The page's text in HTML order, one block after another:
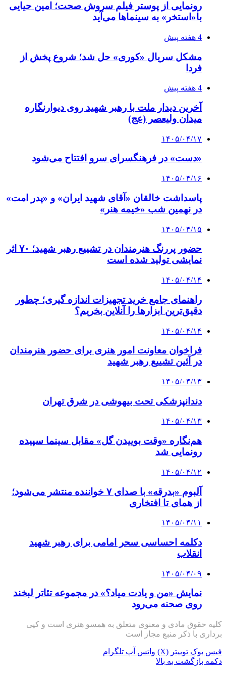
رونمایی از پوستر فیلم سروش صحت؛ امین حیایی
با«استخر» به سینماها می‌آید
4 هفته پیش
مشکل سریال «کوری» حل شد؛ شروع پخش از
فردا
4 هفته پیش
آخرین دیدار ملت با رهبر شهید روی دیوارنگاره
میدان ولیعصر (عج)
۱۴۰۵/۰۴/۱۷
«دست» در فرهنگسرای سرو افتتاح می‌شود
۱۴۰۵/۰۴/۱۶
پاسداشت خالقان «آقای شهید ایران» و «پدر امت»
در نهمین شب «خیمه هنر»
۱۴۰۵/۰۴/۱۵
حضور پررنگ هنرمندان در تشییع رهبر شهید؛ ۷۰ اثر
نمایشی تولید شده است
۱۴۰۵/۰۴/۱۴
راهنمای جامع خرید تجهیزات اندازه گیری؛ چطور
دقیق‌ترین ابزارها را آنلاین بخریم؟
۱۴۰۵/۰۴/۱۴
فراخوان معاونت امور هنری برای حضور هنرمندان
در آئین تشییع رهبر شهید
۱۴۰۵/۰۴/۱۳
دندانپزشکی تحت بیهوشی در شرق تهران
۱۴۰۵/۰۴/۱۳
هم‌نگاره «وقت بوییدن گل» مقابل سینما سپیده
رونمایی شد
۱۴۰۵/۰۴/۱۲
آلبوم «بدرقه» با صدای ۷ خواننده منتشر می‌شود؛
از همای تا افتخاری
۱۴۰۵/۰۴/۱۱
دکلمه‌ احساسی سحر امامی برای رهبر شهید
انقلاب
۱۴۰۵/۰۴/۰۹
نمایش «من و یادت میاد؟» در مجموعه تئاتر لبخند
روی صحنه می‌رود
کلیه حقوق مادی و معنوی متعلق به همسو هنری است و کپی
برداری با ذکر منبع مجاز است
فیس بوک توییتر (X) واتس آپ تلگرام
دکمه بازگشت به بالا